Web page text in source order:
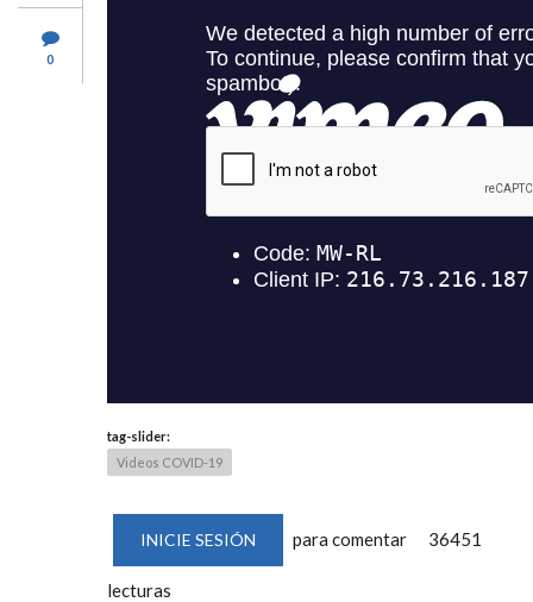
0
tag-slider:
Videos COVID-19
INICIE SESIÓN para comentar 36451
lecturas